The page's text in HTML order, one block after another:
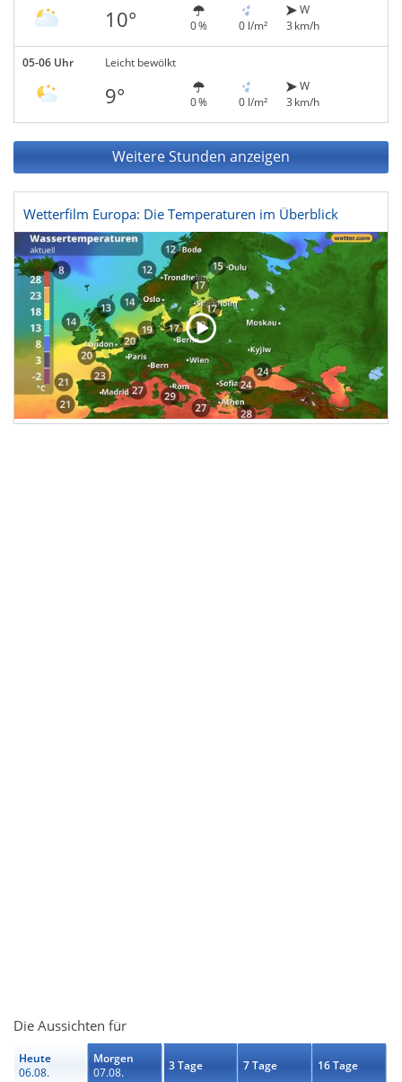
10° 0 % 0 l/m²
W
3 km/h
05-06 Uhr Leicht bewölkt
9° 0 % 0 l/m²
W
3 km/h
Weitere Stunden anzeigen
Wetterfilm Europa: Die Temperaturen im Überblick
Die Aussichten für
Heute
06.08.
Morgen
07.08.
3 Tage 7 Tage 16 Tage